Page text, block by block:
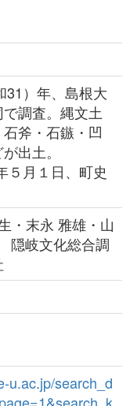
）年、島根大
調査。縄文土
斧・石鏃・凹
出土。
月１日、町史
・末永 雅雄・山
岐文化総合調
u.ac.jp/search_d